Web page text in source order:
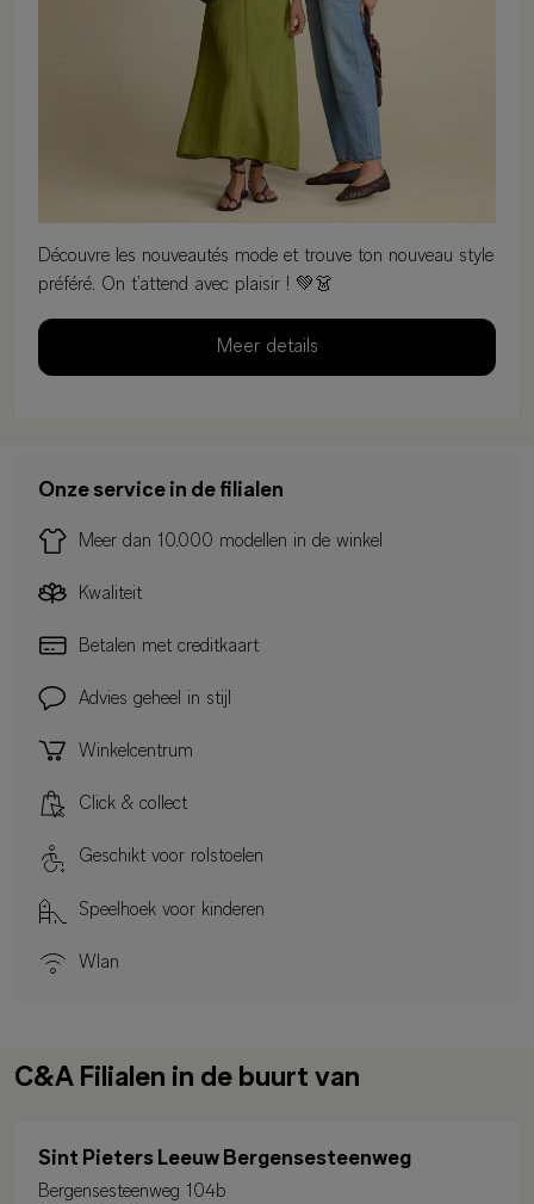
Découvre les nouveautés mode et trouve ton nouveau style
préféré. On t’attend avec plaisir ! 💚👗
Meer details
Onze service in de filialen
Meer dan 10.000 modellen in de winkel
Kwaliteit
Betalen met creditkaart
Advies geheel in stijl
Winkelcentrum
Click & collect
Geschikt voor rolstoelen
Speelhoek voor kinderen
Wlan
C&A Filialen in de buurt van
Sint Pieters Leeuw Bergensesteenweg
Bergensesteenweg 104b